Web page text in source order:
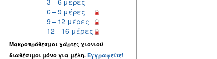
6 – 9 μέρες
9 – 12 μέρες
12 – 16 μέρες
Μακροπρόθεσμοι χάρτες χιονιού
διαθέσιμοι μόνο για μέλη. Εγγραφείτε!